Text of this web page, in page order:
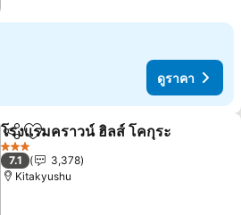
ดูราคา
แชร์ เพิ่มในรายการโปรด
โรงแรมคราวน์ ฮิลส์ โคกุระ
3 ดาว
7.1
3,378
Kitakyushu